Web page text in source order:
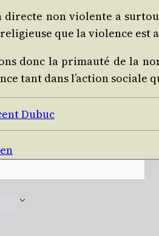
directe non vio­lente a
reli­gieuse que la vio­lence
donc la pri­mau­té de la
tant dans l’action sociale
Dubuc